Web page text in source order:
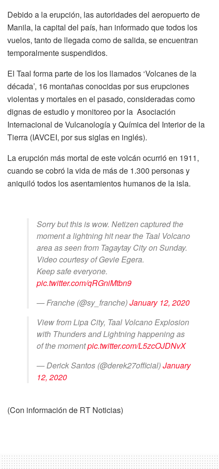
Debido a la erupción, las autoridades del aeropuerto de
Manila, la capital del país, han informado que todos los
vuelos, tanto de llegada como de salida, se encuentran
temporalmente suspendidos.
El Taal forma parte de los los llamados ‘Volcanes de la
década’, 16 montañas conocidas por sus erupciones
violentas y mortales en el pasado, consideradas como
dignas de estudio y monitoreo por la Asociación
Internacional de Vulcanología y Química del Interior de la
Tierra (IAVCEI, por sus siglas en inglés).
La erupción más mortal de este volcán ocurrió en 1911,
cuando se cobró la vida de más de 1.300 personas y
aniquiló todos los asentamientos humanos de la isla.
Sorry but this is wow. Netizen captured the
moment a lightning hit near the Taal Volcano
area as seen from Tagaytay City on Sunday.
Video courtesy of Gevie Egera.
Keep safe everyone.
pic.twitter.com/qRGniMtbn9
— Franche (@sy_franche)January 12, 2020
View from Lipa City, Taal Volcano Explosion
with Thunders and Lightning happening as
of the momentpic.twitter.com/L5zcOJDNvX
— Derick Santos (@derek27official)January
12, 2020
(Con información de RT Noticias)